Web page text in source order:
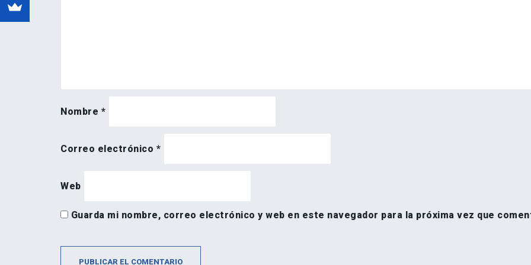
Nombre *
Correo electrónico *
Web
Guarda mi nombre, correo electrónico y web en este navegador para la próxima vez que